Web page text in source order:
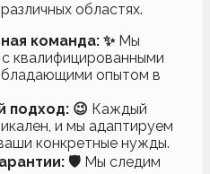
областях.
команда: ✨Мы
квалифицированными
опытом в
подход: 😉 Каждый
и мы адаптируем
конкретные нужды.
🛡 Мы следим